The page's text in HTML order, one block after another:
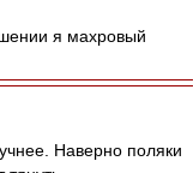
я махровый
Наверно поляки